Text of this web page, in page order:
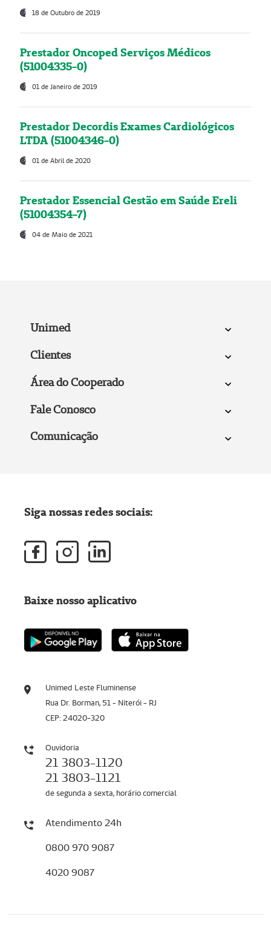
18 de Outubro de 2019
Prestador Oncoped Serviços Médicos
(51004335-0)
01 de Janeiro de 2019
Prestador Decordis Exames Cardiológicos
LTDA (51004346-0)
01 de Abril de 2020
Prestador Essencial Gestão em Saúde Ereli
(51004354-7)
04 de Maio de 2021
Unimed
Clientes
Área do Cooperado
Fale Conosco
Comunicação
Unimed Leste Fluminense
Rua Dr. Borman, 51 - Niterói - RJ
CEP: 24020-320
Ouvidoria
21 3803-1120
21 3803-1121
de segunda a sexta, horário comercial
Atendimento 24h
0800 970 9087
4020 9087
Siga nossas redes sociais:
Baixe nosso aplicativo